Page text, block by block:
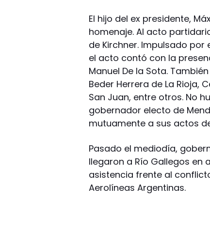
El hijo del ex presidente,
homenaje. Al acto
de Kirchner. Impulsado por
el acto contó con la
Manuel De la Sota.
Beder Herrera de La Rioja,
San Juan, entre otros. No
gobernador electo de
mutuamente a sus actos
Pasado el mediodía,
llegaron a Río Gallegos en
asistencia frente al
Aerolíneas Argentinas.